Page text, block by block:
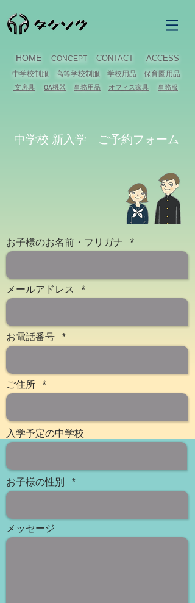
​HOME CONCEPT CONTACT
ACCESS
中学校制服
高等学校制服 学校用品 保育園用品
文房具 OA機器 事務用品 オフィス家具 事務服
​中学校 新入学 ご予約フォーム
お子様のお名前・フリガナ
メールアドレス
お電話番号
ご住所
入学予定の中学校
お子様の性別
メッセージ